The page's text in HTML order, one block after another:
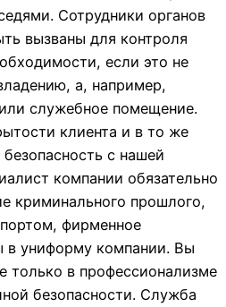
Сотрудники органов
вызваны для контроля
если это не
а, например,
служебное помещение.
клиента и в то же
с нашей
компании обязательно
криминального прошлого,
фирменное
в униформу компании. Вы
только в профессионализме
безопасности. Служба